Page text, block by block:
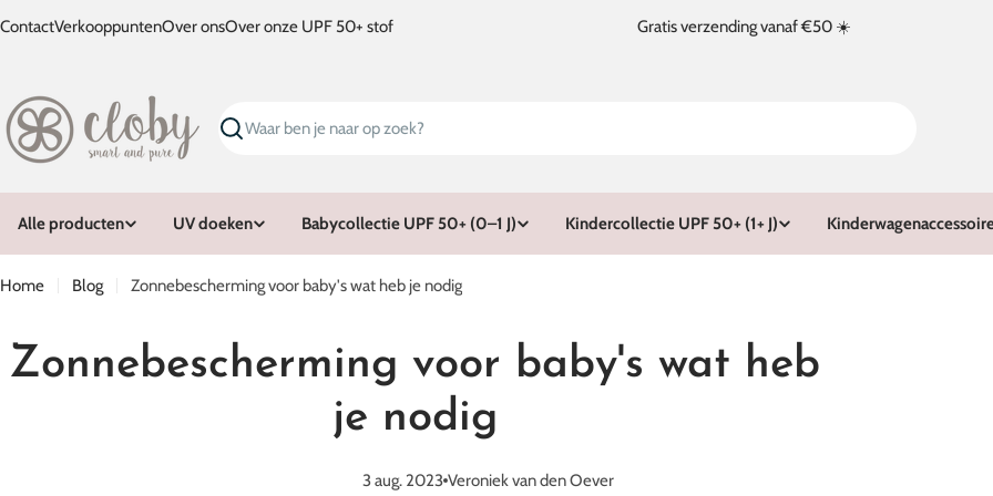
naar
ContactVerkooppuntenOver onsOver onze UPF 50+ stof Gratis verzending vanaf €50 ☀️
Zoeken
Alle producten UV doeken Babycollectie UPF 50+ (0–1 J) Kindercollectie UPF 50+ (1+ J)
Home Blog Zonnebescherming voor baby's wat heb je nodig
Zonnebescherming voor baby's wat heb
je nodig
3 aug. 2023 Veroniek van den Oever